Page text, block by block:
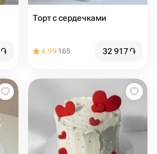
֏
Торт с сердечками
4.99 165 32 917֏